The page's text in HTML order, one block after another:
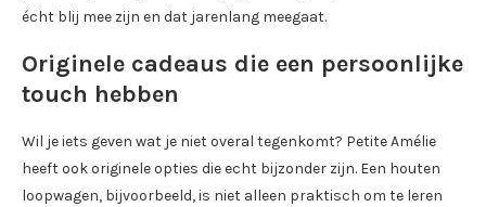
écht blij mee zijn en dat jarenlang meegaat.
Originele cadeaus die een persoonlijke
touch hebben
Wil je iets geven wat je niet overal tegenkomt? Petite Amélie
heeft ook originele opties die echt bijzonder zijn. Een houten
loopwagen, bijvoorbeeld, is niet alleen praktisch om te leren